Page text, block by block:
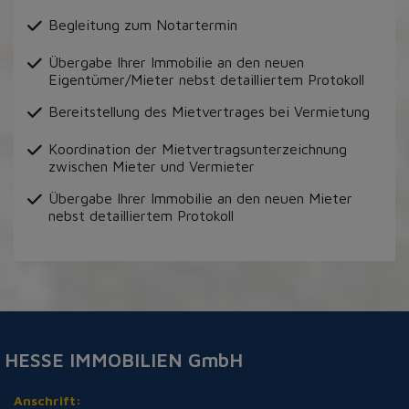
Begleitung zum Notartermin
Übergabe Ihrer Immobilie an den neuen
Eigentümer/Mieter nebst detailliertem Protokoll
Bereitstellung des Mietvertrages bei Vermietung
Koordination der Mietvertragsunterzeichnung
zwischen Mieter und Vermieter
Übergabe Ihrer Immobilie an den neuen Mieter
nebst detailliertem Protokoll
HESSE IMMOBILIEN GmbH
Anschrift: